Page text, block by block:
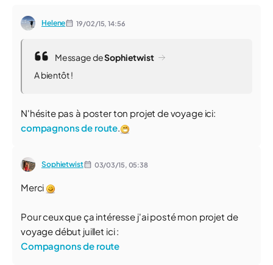
Helene 19/02/15,14:56
Message deSophietwist
A bientôt !
N'hésite pas à poster ton projet de voyage ici:
compagnons de route.
Sophietwist 03/03/15, 05:38
Merci
Pour ceux que ça intéresse j'ai posté mon projet de
voyage début juillet ici :
Compagnons de route